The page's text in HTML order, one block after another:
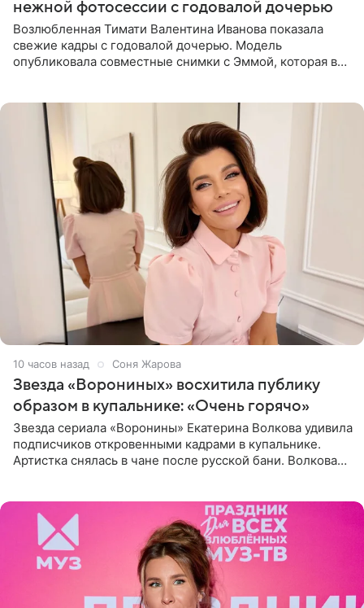
нежной фотосессии с годовалой дочерью
Возлюбленная Тимати Валентина Иванова показала
свежие кадры с годовалой дочерью. Модель
опубликовала совместные снимки с Эммой, которая в
10 часов назад Соня Жарова
Звезда «Ворониных» восхитила публику
образом в купальнике: «Очень горячо»
Звезда сериала «Воронины» Екатерина Волкова удивила
подписчиков откровенными кадрами в купальнике.
Артистка снялась в чане после русской бани. Волкова